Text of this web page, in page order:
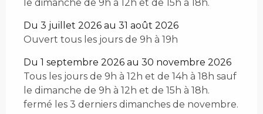
le dimanche de 9h à 12h et de 15h à 18h.
Du 3 juillet 2026 au 31 août 2026
Ouvert tous les jours de 9h à 19h
Du 1 septembre 2026 au 30 novembre 2026
Tous les jours de 9h à 12h et de 14h à 18h sauf
le dimanche de 9h à 12h et de 15h à 18h.
fermé les 3 derniers dimanches de novembre.